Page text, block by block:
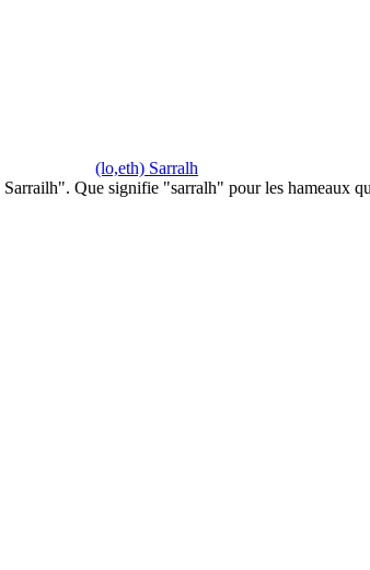
(lo,eth) Sarralh
Que signifie "sarralh" pour les hameaux